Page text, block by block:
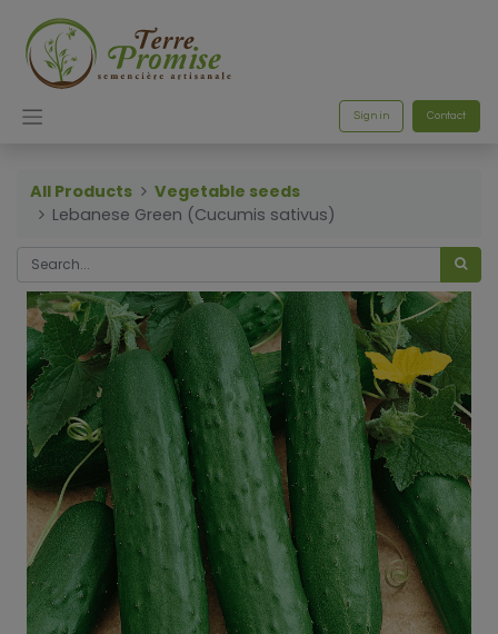
Sign in Contact
All Products
Vegetable seeds
Lebanese Green (Cucumis sativus)